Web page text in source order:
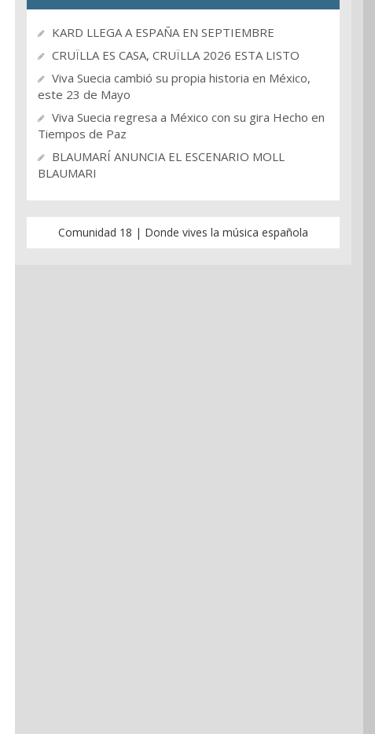
KARD LLEGA A ESPAÑA EN SEPTIEMBRE
CRUÏLLA ES CASA, CRUÏLLA 2026 ESTA LISTO
Viva Suecia cambió su propia historia en México,
este 23 de Mayo
Viva Suecia regresa a México con su gira Hecho en
Tiempos de Paz
BLAUMARÍ ANUNCIA EL ESCENARIO MOLL
BLAUMARI
Comunidad 18 | Donde vives la música española